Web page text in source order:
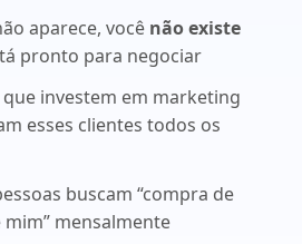
aparece, você não existe
pronto para negociar
investem em marketing
esses clientes todos os
buscam “compra de
mensalmente